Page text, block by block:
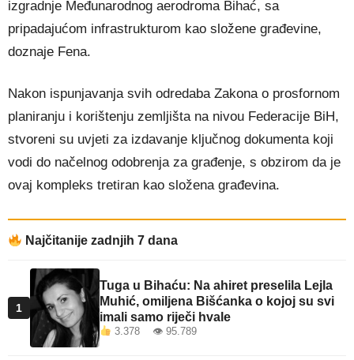
izgradnje Međunarodnog aerodroma Bihać, sa
pripadajućom infrastrukturom kao složene građevine,
doznaje Fena.
Nakon ispunjavanja svih odredaba Zakona o prosfornom
planiranju i korištenju zemljišta na nivou Federacije BiH,
stvoreni su uvjeti za izdavanje ključnog dokumenta koji
vodi do načelnog odobrenja za građenje, s obzirom da je
ovaj kompleks tretiran kao složena građevina.
Najčitanije zadnjih 7 dana
1
Tuga u Bihaću: Na ahiret preselila Lejla
Muhić, omiljena Bišćanka o kojoj su svi
imali samo riječi hvale
3.378 👁 95.789